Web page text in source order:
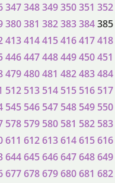
347348349350351 352
380381 382383384385
413414415416417418
446447448449450451
479480481 482483484
512 513 514 515 516 517
545 546 547 548 549 550
578 579 580 581 582 583
611 612613614615616
644645646647648649
677678679680681 682